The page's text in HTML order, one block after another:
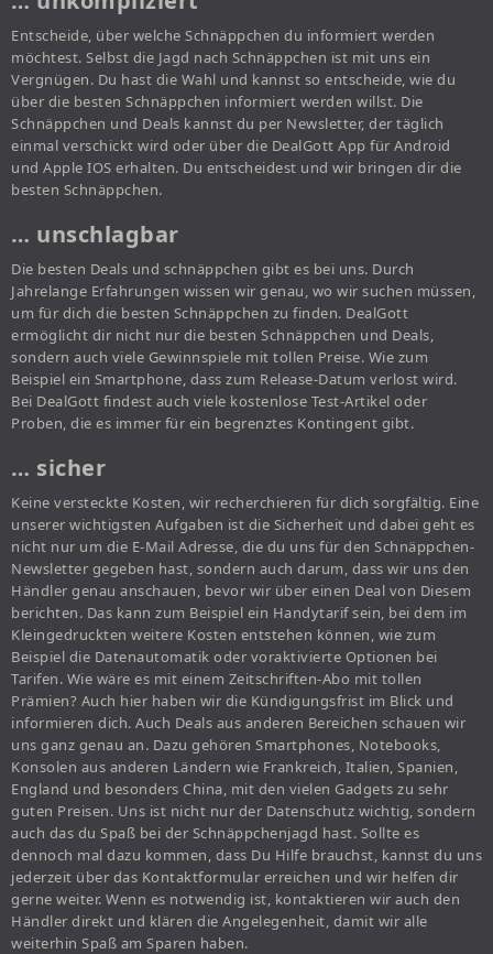
Entscheide, über welche Schnäppchen du informiert werden
möchtest. Selbst die Jagd nach Schnäppchen ist mit uns ein
Vergnügen. Du hast die Wahl und kannst so entscheide, wie du
über die besten Schnäppchen informiert werden willst. Die
Schnäppchen und Deals kannst du per Newsletter, der täglich
einmal verschickt wird oder über die DealGott App für Android
und Apple IOS erhalten. Du entscheidest und wir bringen dir die
besten Schnäppchen.
… unschlagbar
Die besten Deals und schnäppchen gibt es bei uns. Durch
Jahrelange Erfahrungen wissen wir genau, wo wir suchen müssen,
um für dich die besten Schnäppchen zu finden. DealGott
ermöglicht dir nicht nur die besten Schnäppchen und Deals,
sondern auch viele Gewinnspiele mit tollen Preise. Wie zum
Beispiel ein Smartphone, dass zum Release-Datum verlost wird.
Bei DealGott findest auch viele kostenlose Test-Artikel oder
Proben, die es immer für ein begrenztes Kontingent gibt.
… sicher
Keine versteckte Kosten, wir recherchieren für dich sorgfältig. Eine
unserer wichtigsten Aufgaben ist die Sicherheit und dabei geht es
nicht nur um die E-Mail Adresse, die du uns für den Schnäppchen-
Newsletter gegeben hast, sondern auch darum, dass wir uns den
Händler genau anschauen, bevor wir über einen Deal von Diesem
berichten. Das kann zum Beispiel ein Handytarif sein, bei dem im
Kleingedruckten weitere Kosten entstehen können, wie zum
Beispiel die Datenautomatik oder voraktivierte Optionen bei
Tarifen. Wie wäre es mit einem Zeitschriften-Abo mit tollen
Prämien? Auch hier haben wir die Kündigungsfrist im Blick und
informieren dich. Auch Deals aus anderen Bereichen schauen wir
uns ganz genau an. Dazu gehören Smartphones, Notebooks,
Konsolen aus anderen Ländern wie Frankreich, Italien, Spanien,
England und besonders China, mit den vielen Gadgets zu sehr
guten Preisen. Uns ist nicht nur der Datenschutz wichtig, sondern
auch das du Spaß bei der Schnäppchenjagd hast. Sollte es
dennoch mal dazu kommen, dass Du Hilfe brauchst, kannst du uns
jederzeit über das Kontaktformular erreichen und wir helfen dir
gerne weiter. Wenn es notwendig ist, kontaktieren wir auch den
Händler direkt und klären die Angelegenheit, damit wir alle
weiterhin Spaß am Sparen haben.